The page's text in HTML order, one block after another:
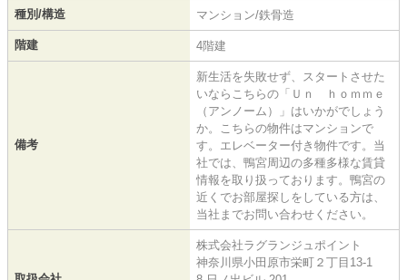
種別/構造 マンション/鉄骨造
階建 4階建
備考
新生活を失敗せず、スタートさせた
いならこちらの「Ｕｎ ｈｏｍｍｅ
（アンノーム）」はいかがでしょう
か。こちらの物件はマンションで
す。エレベーター付き物件です。当
社では、鴨宮周辺の多種多様な賃貸
情報を取り扱っております。鴨宮の
近くでお部屋探しをしている方は、
当社までお問い合わせください。
株式会社ラグランジュポイント
神奈川県小田原市栄町２丁目13-1